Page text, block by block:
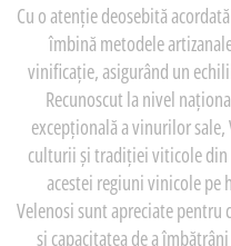
Cu o atenție deosebită
îmbină metodele
vinificație, asigurând un
Recunoscut la nivel
excepțională a vinurilor
culturii și tradiției viticole
acestei regiuni vinicole
Velenosi sunt apreciate
și capacitatea de a